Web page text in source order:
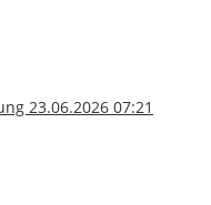
23.06.2026 07:21